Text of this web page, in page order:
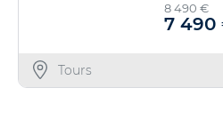
8 490 €
7 490
Tours